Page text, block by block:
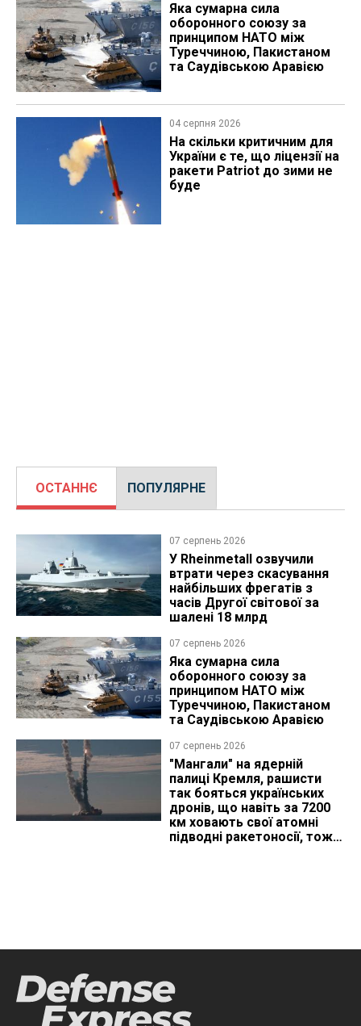
Яка сумарна сила
оборонного союзу за
принципом НАТО між
Туреччиною, Пакистаном
та Саудівською Аравією
04 серпня 2026
На скільки критичним для
України є те, що ліцензії на
ракети Patriot до зими не
буде
ОСТАННЄ ПОПУЛЯРНЕ
07 серпень 2026
У Rheinmetall озвучили
втрати через скасування
найбільших фрегатів з
часів Другої світової за
шалені 18 млрд
07 серпень 2026
Яка сумарна сила
оборонного союзу за
принципом НАТО між
Туреччиною, Пакистаном
та Саудівською Аравією
07 серпень 2026
"Мангали" на ядерній
палиці Кремля, рашисти
так бояться українських
дронів, що навіть за 7200
км ховають свої атомні
підводні ракетоносії, тож